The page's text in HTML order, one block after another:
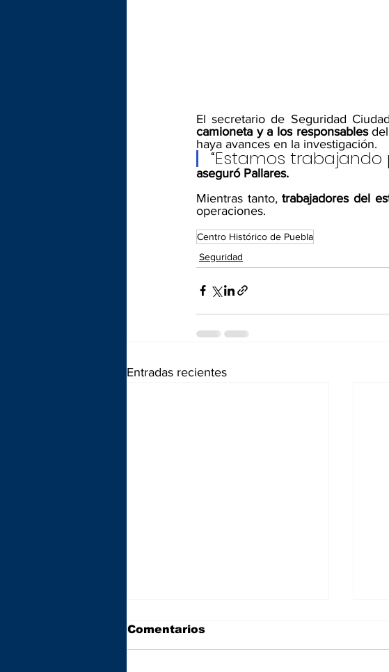
El secretario de Seguridad
camioneta y a los responsables del
haya avances en la investigación.
“Estamos trabajando
aseguró Pallares.
Mientras tanto, trabajadores del
operaciones.
Centro Histórico de Puebla
Seguridad
Entradas recientes
Comentarios